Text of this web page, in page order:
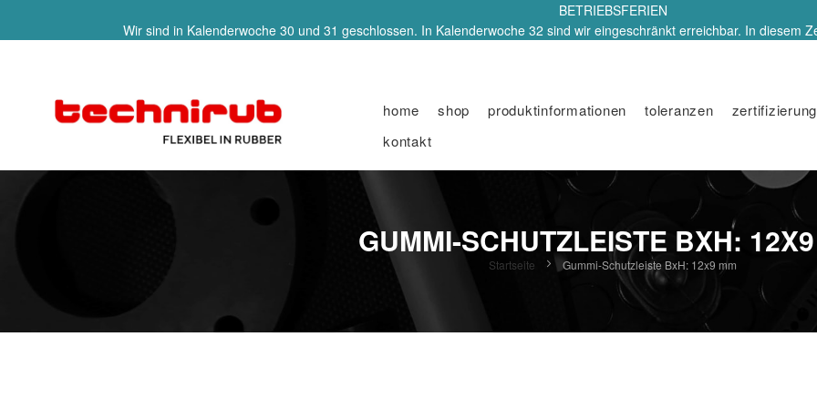
BETRIEBSFERIEN
Wir sind in Kalenderwoche 30 und 31 geschlossen. In Kalenderwoche 32 sind wir eingeschränkt erreichbar. In diesem
home shop produktinformationen toleranzen zertifizierung
kontakt
GUMMI-SCHUTZLEISTE BXH:
Startseite Gummi-Schutzleiste BxH: 12x9 mm